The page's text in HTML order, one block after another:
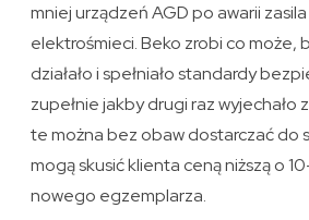
mniej urządzeń AGD po awarii zasila
elektrośmieci. Beko zrobi co może,
działało i spełniało standardy
zupełnie jakby drugi raz wyjechało
te można bez obaw dostarczać do
mogą skusić klienta ceną niższą o
nowego egzemplarza.